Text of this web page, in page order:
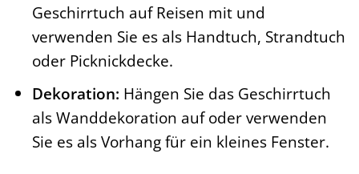
Geschirrtuch auf Reisen mit und
verwenden Sie es als Handtuch, Strandtuch
oder Picknickdecke.
Dekoration: Hängen Sie das Geschirrtuch
als Wanddekoration auf oder verwenden
Sie es als Vorhang für ein kleines Fenster.